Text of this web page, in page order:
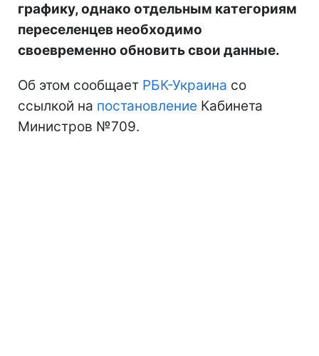
графику, однако отдельным категориям
переселенцев необходимо
своевременно обновить свои данные.
Об этом сообщает РБК-Украина со
ссылкой на постановление Кабинета
Министров №709.